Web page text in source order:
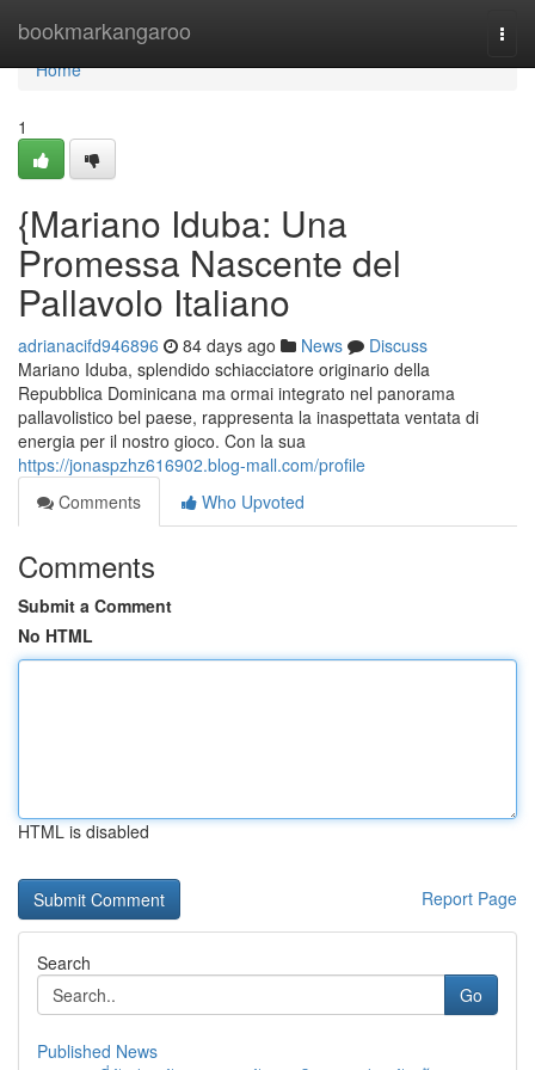
bookmarkangaroo
Home
Home
1
{Mariano Iduba: Una
Promessa Nascente del
Pallavolo Italiano
adrianacifd946896 84 days ago News
Discuss
Mariano Iduba, splendido schiacciatore originario della
Repubblica Dominicana ma ormai integrato nel panorama
pallavolistico bel paese, rappresenta la inaspettata ventata di
energia per il nostro gioco. Con la sua
https://jonaspzhz616902.blog-mall.com/profile
Comments
Who Upvoted
Comments
Submit a Comment
No HTML
HTML is disabled
Report Page
Search
Go
Published News